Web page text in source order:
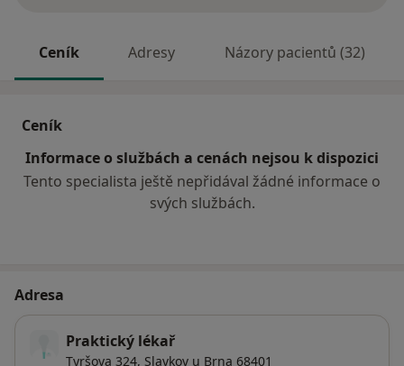
Ceník Adresy Názory pacientů (32)
Ceník
Informace o službách a cenách nejsou k dispozici
Tento specialista ještě nepřidával žádné informace o
svých službách.
Adresa
Praktický lékař
Tyršova 324, Slavkov u Brna 68401